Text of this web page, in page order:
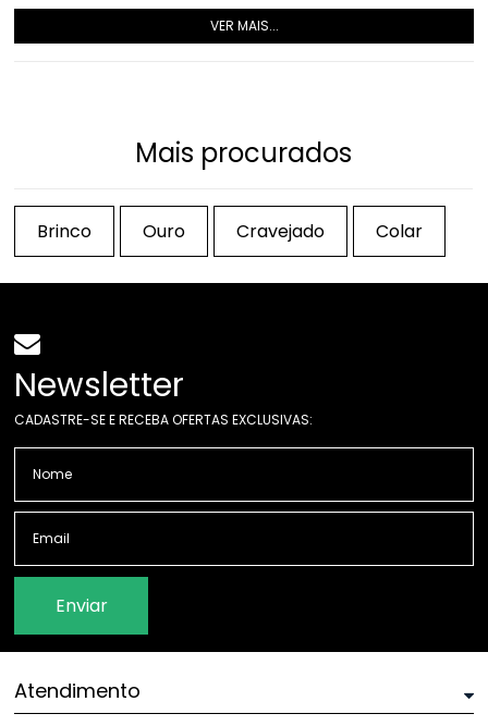
VER MAIS...
Mais procurados
Brinco Ouro Cravejado Colar
Newsletter
CADASTRE-SE E RECEBA OFERTAS EXCLUSIVAS:
Enviar
Atendimento